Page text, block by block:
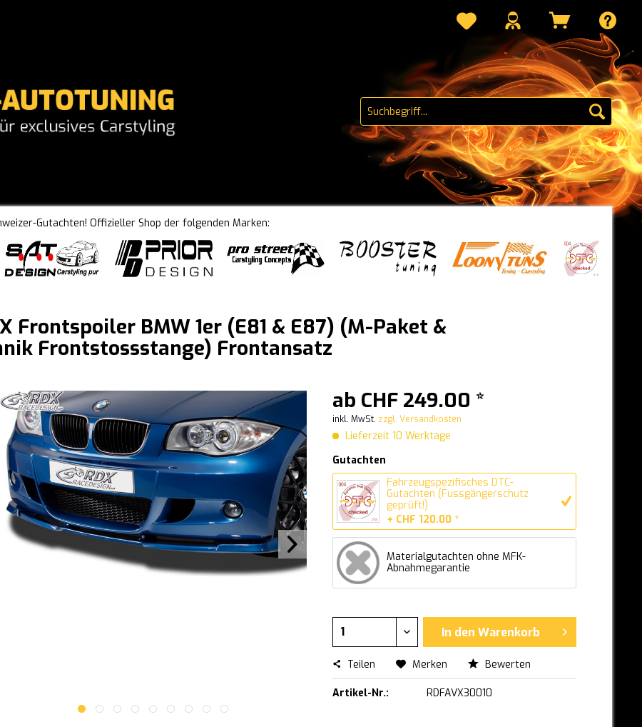
Gutachten! Offizieller Shop der folgenden Marken:
Frontspoiler BMW 1er (E81 & E87) (M-Paket &
Frontstossstange) Frontansatz
ab CHF 249.00 *
inkl. MwSt. zzgl. Versandkosten
Lieferzeit 10 Werktage
Gutachten
Fahrzeugspezifisches DTC-
Gutachten (Fussgängerschutz
geprüft!)
+ CHF 120.00 *
Materialgutachten ohne MFK-
Abnahmegarantie
In den Warenkorb
Teilen Merken Bewerten
Artikel-Nr.: RDFAVX30010